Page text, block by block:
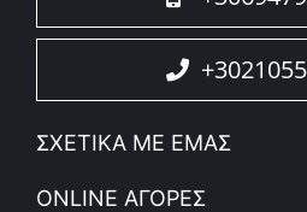
ΣΧΕΤΙΚΑ ΜΕ ΕΜΑΣ
Η Εταιρεία
ONLINE ΑΓΟΡΕΣ